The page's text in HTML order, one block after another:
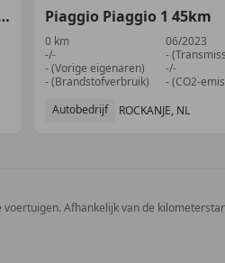
Piaggio Piaggio 1 45km
0 km
06/2023
-/-
-
- (Vorige eigenaren)
-/-
- (Brandstofverbruik)
- (CO2-
Autobedrijf
ROCKANJE, NL
Afhankelijk van de